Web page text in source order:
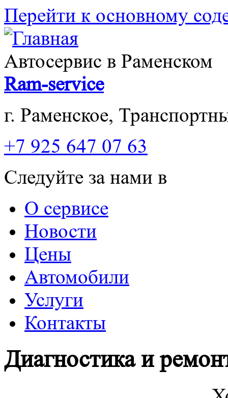
Перейти к основному
Автосервис в Раменском
Ram-service
г. Раменское,
+7 925 647 07 63
Следуйте за нами в
О сервисе
Новости
Цены
Автомобили
Услуги
Контакты
Диагностика и